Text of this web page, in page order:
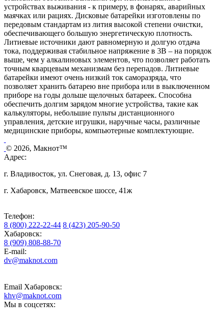
устройствах выживания - к примеру, в фонарях, аварийных
маячках или рациях. Дисковые батарейки изготовлены по
передовым стандартам из лития высокой степени очистки,
обеспечивающего большую энергетическую плотность.
Литиевые источники дают равномерную и долгую отдача
тока, поддерживая стабильное напряжение в 3В – на порядок
выше, чем у алкалиновых элементов, что позволяет работать
точным кварцевым механизмам без перепадов. Литиевые
батарейки имеют очень низкий ток саморазряда, что
позволяет хранить батарею вне прибора или в выключенном
приборе на годы дольше щелочных батареек. Способна
обеспечить долгим зарядом многие устройства, такие как
калькуляторы, небольшие пульты дистанционного
управления, детские игрушки, наручные часы, различные
медицинские приборы, компьютерные комплектующие.
© 2026, Макнот™
Адрес:
г. Владивосток, ул. Снеговая, д. 13, офис 7
г. Хабаровск, Матвеевское шоссе, 41ж
Телефон:
8 (800) 222-22-44 8 (423) 205-90-50
Хабаровск:
8 (909) 808-88-70
E-mail:
dv@maknot.com
Email Хабаровск:
khv@maknot.com
Мы в соцсетях: